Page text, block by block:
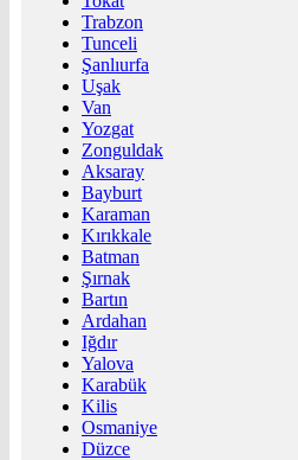
Trabzon
Tunceli
Şanlıurfa
Uşak
Van
Yozgat
Zonguldak
Aksaray
Bayburt
Karaman
Kırıkkale
Batman
Şırnak
Bartın
Ardahan
Iğdır
Yalova
Karabük
Kilis
Osmaniye
Düzce